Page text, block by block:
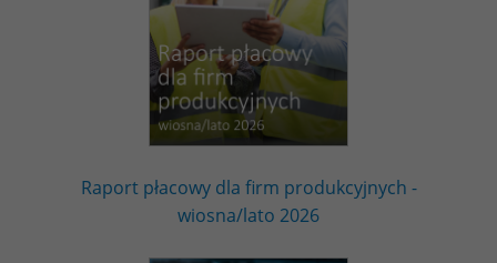
Raport płacowy dla firm produkcyjnych -
wiosna/lato 2026